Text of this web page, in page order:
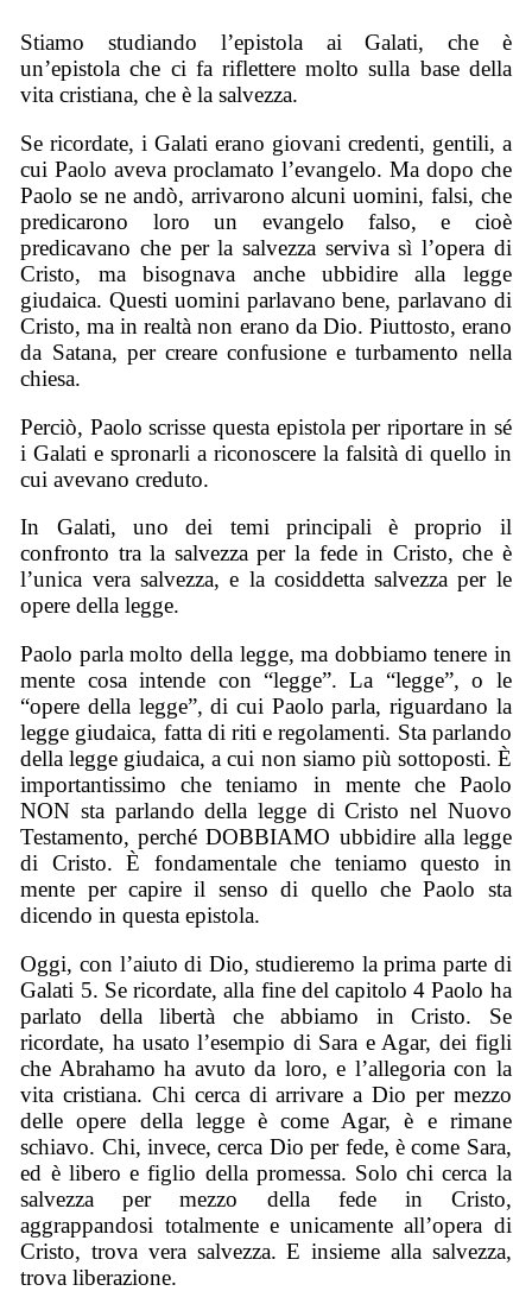
Stiamo studiando l’epistola ai Galati, che è
un’epistola che ci fa riflettere molto sulla base della
vita cristiana, che è la salvezza.
Se ricordate, i Galati erano giovani credenti, gentili, a
cui Paolo aveva proclamato l’evangelo. Ma dopo che
Paolo se ne andò, arrivarono alcuni uomini, falsi, che
predicarono loro un evangelo falso, e cioè
predicavano che per la salvezza serviva sì l’opera di
Cristo, ma bisognava anche ubbidire alla legge
giudaica. Questi uomini parlavano bene, parlavano di
Cristo, ma in realtà non erano da Dio. Piuttosto, erano
da Satana, per creare confusione e turbamento nella
chiesa.
Perciò, Paolo scrisse questa epistola per riportare in sé
i Galati e spronarli a riconoscere la falsità di quello in
cui avevano creduto.
In Galati, uno dei temi principali è proprio il
confronto tra la salvezza per la fede in Cristo, che è
l’unica vera salvezza, e la cosiddetta salvezza per le
opere della legge.
Paolo parla molto della legge, ma dobbiamo tenere in
mente cosa intende con “legge”. La “legge”, o le
“opere della legge”, di cui Paolo parla, riguardano la
legge giudaica, fatta di riti e regolamenti. Sta parlando
della legge giudaica, a cui non siamo più sottoposti. È
importantissimo che teniamo in mente che Paolo
NON sta parlando della legge di Cristo nel Nuovo
Testamento, perché DOBBIAMO ubbidire alla legge
di Cristo. È fondamentale che teniamo questo in
mente per capire il senso di quello che Paolo sta
dicendo in questa epistola.
Oggi, con l’aiuto di Dio, studieremo la prima parte di
Galati 5. Se ricordate, alla fine del capitolo 4 Paolo ha
parlato della libertà che abbiamo in Cristo. Se
ricordate, ha usato l’esempio di Sara e Agar, dei figli
che Abrahamo ha avuto da loro, e l’allegoria con la
vita cristiana. Chi cerca di arrivare a Dio per mezzo
delle opere della legge è come Agar, è e rimane
schiavo. Chi, invece, cerca Dio per fede, è come Sara,
ed è libero e figlio della promessa. Solo chi cerca la
salvezza per mezzo della fede in Cristo,
aggrappandosi totalmente e unicamente all’opera di
Cristo, trova vera salvezza. E insieme alla salvezza,
trova liberazione.